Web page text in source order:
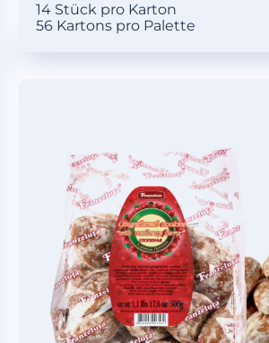
14 Stück pro Karton
56 Kartons pro Palette